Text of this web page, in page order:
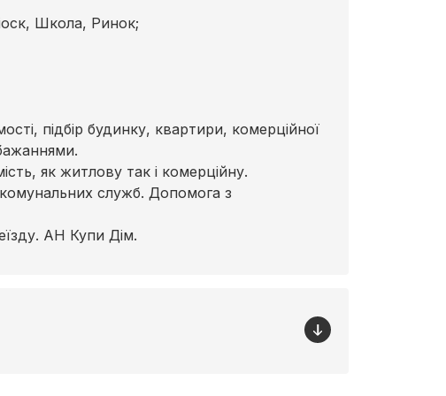
Школа, Ринок;
підбір будинку, квартири, комерційної
як житлову так і комерційну.
служб. Допомога з
АН Купи Дім.